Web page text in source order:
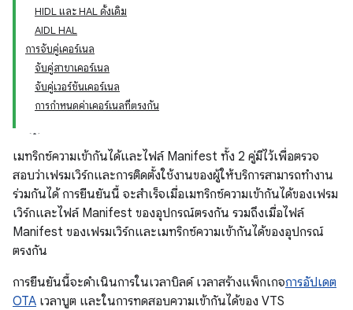
HIDL และ HAL ดั้งเดิม
AIDL HAL
การจับคู่เคอร์เนล
จับคู่สาขาเคอร์เนล
จับคู่เวอร์ชันเคอร์เนล
การกำหนดค่าเคอร์เนลที่ตรงกัน
เมทริกซ์ความเข้ากันได้และไฟล์ Manifest ทั้ง 2 คู่มีไว้เพื่อตรวจ
สอบว่าเฟรมเวิร์กและการติดตั้งใช้งานของผู้ให้บริการสามารถทำงาน
ร่วมกันได้ การยืนยันนี้ จะสำเร็จเมื่อเมทริกซ์ความเข้ากันได้ของเฟรม
เวิร์กและไฟล์ Manifest ของอุปกรณ์ตรงกัน รวมถึงเมื่อไฟล์
Manifest ของเฟรมเวิร์กและเมทริกซ์ความเข้ากันได้ของอุปกรณ์
ตรงกัน
การยืนยันนี้จะดำเนินการในเวลาบิลด์ เวลาสร้างแพ็กเกจการอัปเดต
OTA เวลาบูต และในการทดสอบความเข้ากันได้ของ VTS